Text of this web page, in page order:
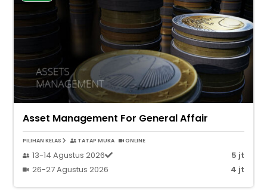
Asset Management For General Affair
PILIHAN KELAS TATAP MUKA ONLINE
13-14 Agustus 2026
5 jt
26-27 Agustus 2026
4 jt